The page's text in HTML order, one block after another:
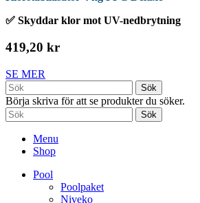
✅ Skyddar klor mot UV-nedbrytning
419,20 kr
SE MER
Sök
Börja skriva för att se produkter du söker.
Sök
Menu
Shop
Pool
Poolpaket
Niveko